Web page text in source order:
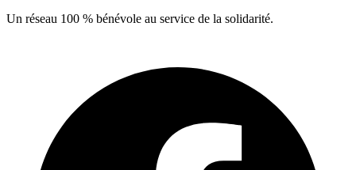
Un réseau 100 % bénévole au service de la solidarité.